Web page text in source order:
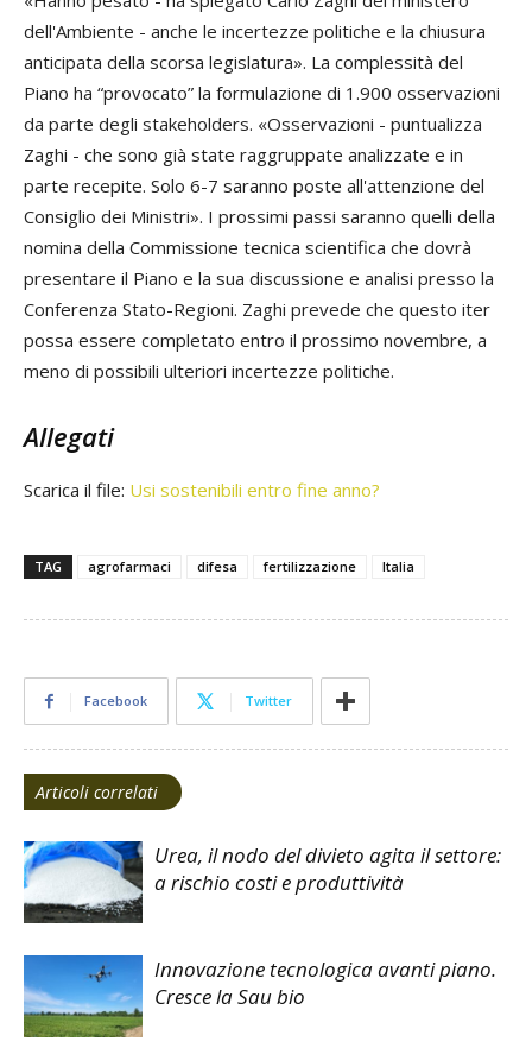
dell'Ambiente - anche le incertezze politiche e la chiusura
anticipata della scorsa legislatura». La complessità del
Piano ha “provocato” la formulazione di 1.900 osservazioni
da parte degli stakeholders. «Osservazioni - puntualizza
Zaghi - che sono già state raggruppate analizzate e in
parte recepite. Solo 6-7 saranno poste all'attenzione del
Consiglio dei Ministri». I prossimi passi saranno quelli della
nomina della Commissione tecnica scientifica che dovrà
presentare il Piano e la sua discussione e analisi presso la
Conferenza Stato-Regioni. Zaghi prevede che questo iter
possa essere completato entro il prossimo novembre, a
meno di possibili ulteriori incertezze politiche.
Allegati
Scarica il file: Usi sostenibili entro fine anno?
TAG agrofarmaci difesa fertilizzazione Italia
Facebook Twitter
Articoli correlati
Urea, il nodo del divieto agita il settore:
a rischio costi e produttività
Innovazione tecnologica avanti piano.
Cresce la Sau bio